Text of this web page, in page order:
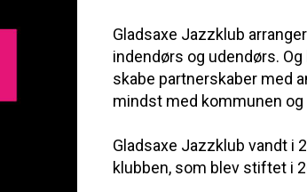
Gladsaxe Jazzklub
indendørs og udendørs.
skabe partnerskaber med
mindst med kommunen
Gladsaxe Jazzklub vandt i
klubben, som blev stiftet i